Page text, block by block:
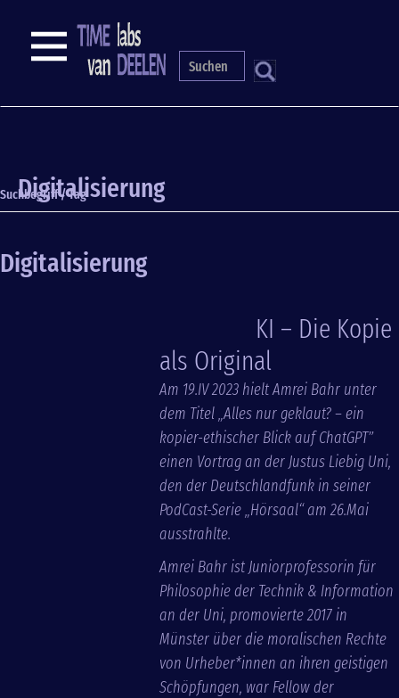
S
NAVIGATION
Digitalisierung
Suchbegriff / Tag
Digitalisierung
KI – Die Kopie
als Original
Am 19.IV 2023 hielt Amrei Bahr unter
dem Titel „Alles nur geklaut? – ein
kopier-ethischer Blick auf ChatGPT”
einen Vortrag an der Justus Liebig Uni,
den der Deutschlandfunk in seiner
PodCast-Serie „Hörsaal“ am 26.Mai
ausstrahlte.
Amrei Bahr ist Juniorprofessorin für
Philosophie der Technik & Information
an der Uni, promovierte 2017 in
Münster über die moralischen Rechte
von Urheber*innen an ihren geistigen
Schöpfungen, war Fellow der